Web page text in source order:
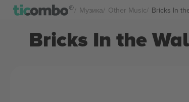
Музика Other Music Bricks In
Bricks In the